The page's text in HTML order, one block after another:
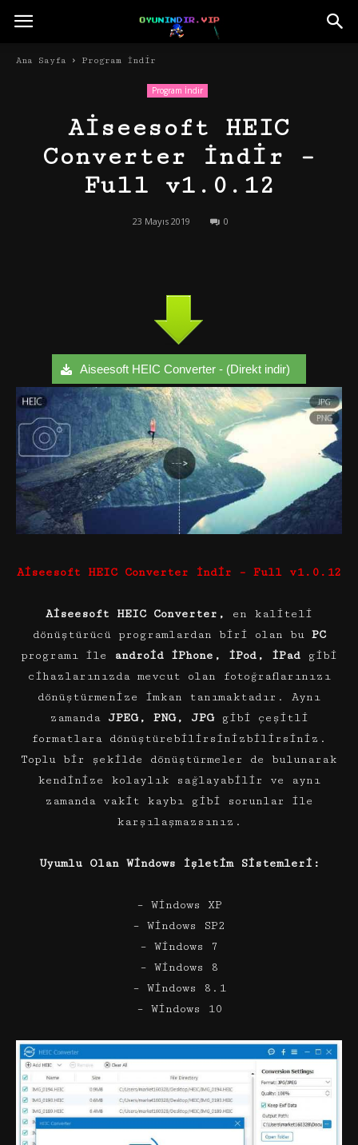
Ana Sayfa Program İndir
Program İndir
Aiseesoft HEIC
Converter İndir –
Full v1.0.12
23 Mayıs 2019 0
Aiseesoft HEIC Converter - (Direkt indir)
Aiseesoft HEIC Converter İndir – Full v1.0.12
Aiseesoft HEIC Converter,
en kaliteli
dönüştürücü programlardan biri olan bu PC
programı ile
android iPhone, iPod, iPad gibi
cihazlarınızda mevcut olan fotoğraflarınızı
dönüştürmenize imkan tanımaktadır. Aynı
zamanda JPEG, PNG, JPGgibi çeşitli
formatlara dönüştürebilirsinizbilirsiniz.
Toplu bir şekilde dönüştürmeler de bulunarak
kendinize kolaylık sağlayabilir ve aynı
zamanda vakit kaybı gibi sorunlar ile
karşılaşmazsınız.
Uyumlu Olan Windows İşletim Sistemleri:
– Windows XP
– Windows SP2
– Windows 7
– Windows 8
– Windows 8.1
– Windows 10